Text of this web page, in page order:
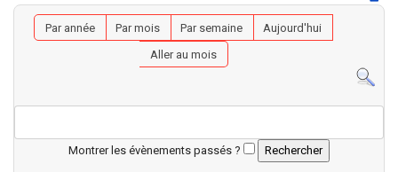
Par année Par mois Par semaine
Aujourd'hui
Aller au mois
Montrer les évènements passés ?